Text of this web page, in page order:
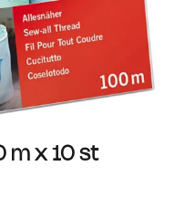
m x 10 st